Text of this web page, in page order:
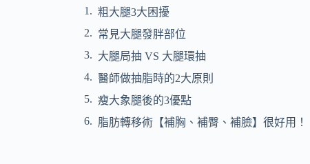
粗大腿3大困擾
常見大腿發胖部位
大腿局抽 VS 大腿環抽
醫師做抽脂時的2大原則
瘦大象腿後的3優點
脂肪轉移術【補胸、補臀、補臉】很好用！